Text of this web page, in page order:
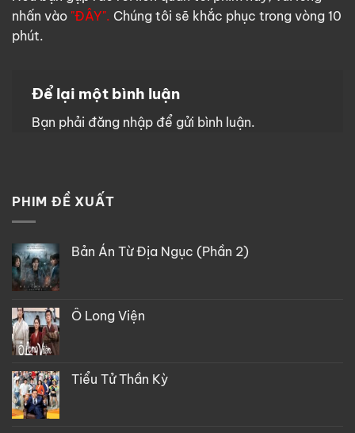
nhấn vào "ĐÂY". Chúng tôi sẽ khắc phục trong vòng 10
phút.
Để lại một bình luận
Bạn phải đăng nhập để gửi bình luận.
PHIM ĐỀ XUẤT
Bản Án Từ Địa Ngục (Phần 2)
Ô Long Viện
Tiểu Tử Thần Kỳ